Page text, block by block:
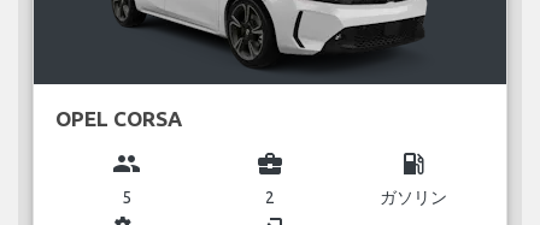
OPEL CORSA
group
5
business_center
2
local_gas_station
ガソリン